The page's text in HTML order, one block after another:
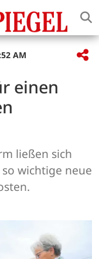
AM
einen
ließen sich
wichtige neue